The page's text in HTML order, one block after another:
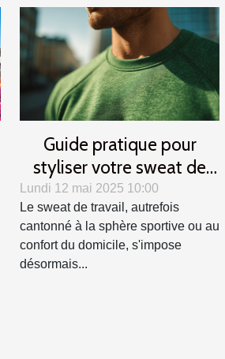
Guide pratique pour
styliser votre sweat de
travail en toutes saisons
Lundi 12 mai 2025 10:00
Le sweat de travail, autrefois
cantonné à la sphère sportive ou au
confort du domicile, s'impose
désormais...